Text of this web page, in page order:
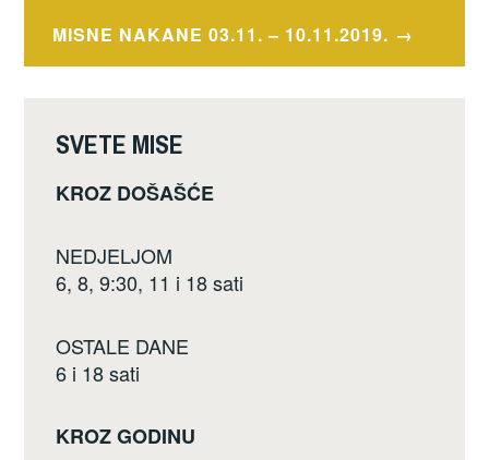
o
o
MISNE NAKANE 03.11. – 10.11.2019.
SVETE MISE
KROZ DOŠAŠĆE
NEDJELJOM
6, 8, 9:30, 11 i 18 sati
OSTALE DANE
6 i 18 sati
KROZ GODINU